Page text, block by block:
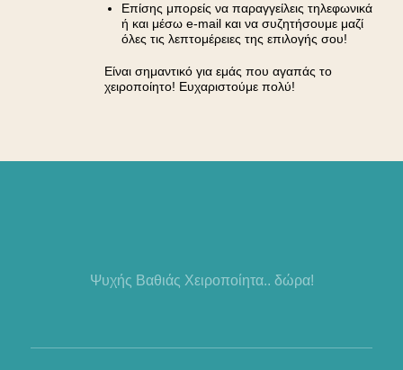
Επίσης μπορείς να παραγγείλεις τηλεφωνικά
ή και μέσω e-mail και να συζητήσουμε μαζί
όλες τις λεπτομέρειες της επιλογής σου!
Είναι σημαντικό για εμάς που αγαπάς το
χειροποίητο! Ευχαριστούμε πολύ!
Ψυχής Βαθιάς Χειροποίητα.. δώρα!